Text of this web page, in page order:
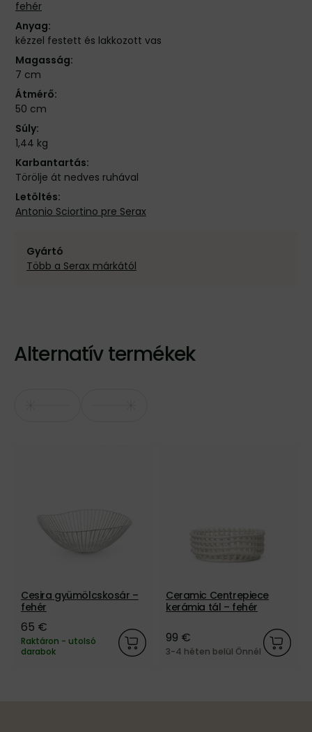
fehér
Anyag:
kézzel festett és lakkozott vas
Magasság:
7 cm
Átmérő:
50 cm
Súly:
1,44 kg
Karbantartás:
Törölje át nedves ruhával
Letöltés:
Antonio Sciortino pre Serax
Gyártó
Több a Serax márkától
Alternatív termékek
Cesira gyümölcskosár –
fehér
65 €
Raktáron - utolsó
darabok
Ceramic Centrepiece
kerámia tál – fehér
99 €
3-4 héten belül Önnél